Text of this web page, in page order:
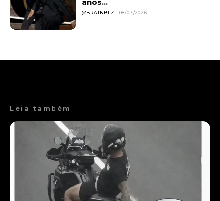
anos...
@BRAINBRZ 08/07/2026
Leia também